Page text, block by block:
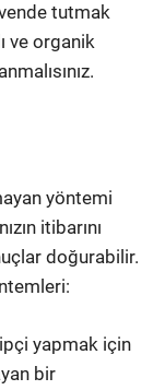
tutmak
ve organik
yöntemi
itibarını
doğurabilir.
yapmak için
bir